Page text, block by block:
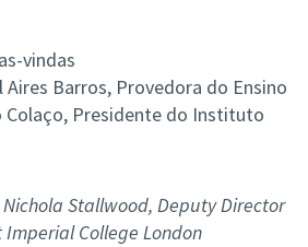
vindas
Barros, Provedora do Ensino
Colaço, Presidente do Instituto
Nichola Stallwood, Deputy Director
College London